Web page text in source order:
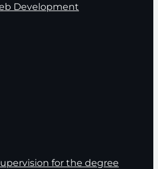
Development
for the degree